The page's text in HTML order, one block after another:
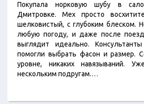
Покупала норковую шубу в
Дмитровке. Мех просто
шелковистый, с глубоким блеском.
любую погоду, и даже после
выглядит идеально.
помогли выбрать фасон и размер.
уровне, никаких навязываний.
нескольким подругам.…